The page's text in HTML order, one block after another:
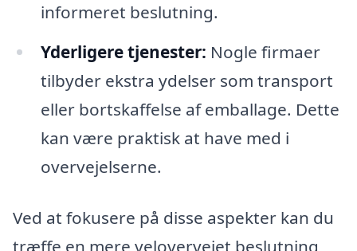
informeret beslutning.
Yderligere tjenester: Nogle firmaer
tilbyder ekstra ydelser som transport
eller bortskaffelse af emballage. Dette
kan være praktisk at have med i
overvejelserne.
Ved at fokusere på disse aspekter kan du
træffe en mere velovervejet beslutning,